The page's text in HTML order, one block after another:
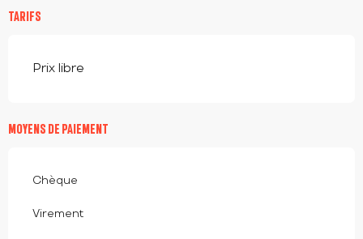
TARIFS
Prix libre
MOYENS DE PAIEMENT
Chèque
Virement